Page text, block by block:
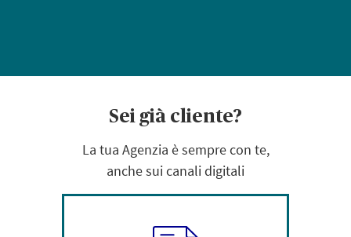
Sei già cliente?
La tua Agenzia è sempre con te,
anche sui canali digitali